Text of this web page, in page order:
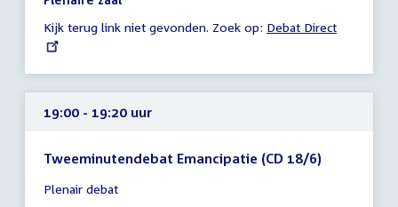
18:15
uur
Kijk terug link niet gevonden. Zoek op: External
Debat Direct
19:00 - 19:20 uur
Tweeminutendebat Emancipatie (CD 18/6)
vergadering
Plenair debat